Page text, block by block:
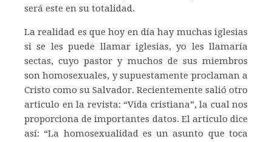
será este en su totalidad.
La realidad es que hoy en día hay muchas iglesias
si se les puede llamar iglesias, yo les llamaría
sectas, cuyo pastor y muchos de sus miembros
son homosexuales, y supuestamente proclaman a
Cristo como su Salvador. Recientemente salió otro
articulo en la revista: “Vida cristiana”, la cual nos
proporciona de importantes datos. El articulo dice
así: “La homosexualidad es un asunto que toca